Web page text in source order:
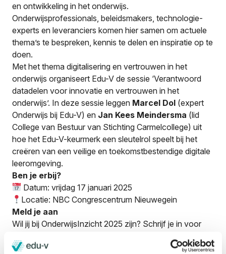
en ontwikkeling in het onderwijs.
Onderwijsprofessionals, beleidsmakers, technologie-
experts en leveranciers komen hier samen om actuele
thema’s te bespreken, kennis te delen en inspiratie op te
doen.
Met het thema digitalisering en vertrouwen in het
onderwijs organiseert Edu-V de sessie ‘Verantwoord
datadelen voor innovatie en vertrouwen in het
onderwijs’. In deze sessie leggen Marcel Dol (expert
Onderwijs bij Edu-V) en Jan Kees Meindersma (lid
College van Bestuur van Stichting Carmelcollege) uit
hoe het Edu-V-keurmerk een sleutelrol speelt bij het
creëren van een veilige en toekomstbestendige digitale
leeromgeving.
Ben je erbij?
Datum: vrijdag 17 januari 2025
Locatie: NBC Congrescentrum Nieuwegein
Meld je aan
Wil jij bij OnderwijsInzicht 2025 zijn? Schrijf je in voor
inspirerende sessies, zoals die van Edu-V. We zien je